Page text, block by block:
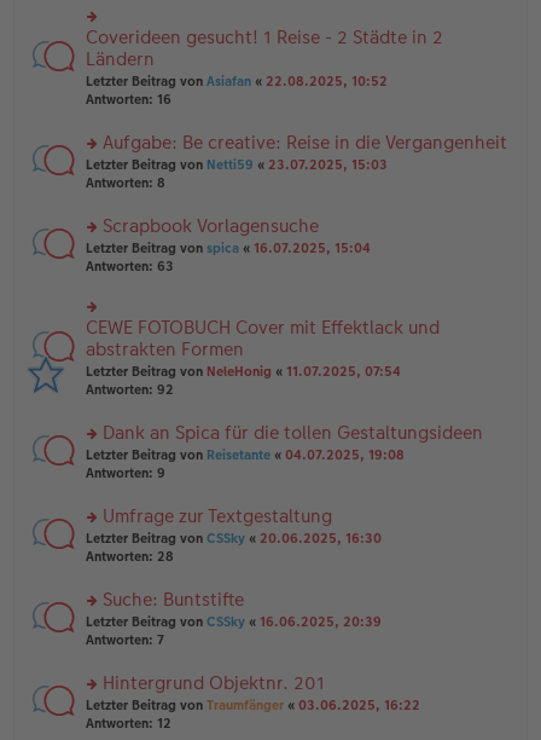
g
e
n
er
B
ei
tr
g
u
n
g
el
es
e
er
B
ei
tr
g
rs
te
r
u
n
el
es
e
B
ei
tr
g
Coverideen gesucht! 1 Reise - 2 Städte in 2
Ländern
Letzter Beitrag von Asiafan « 22.08.2025, 10:52
Antworten: 16
rs
te
n
g
el
e
n
er
B
ei
tr
g
Aufgabe: Be creative: Reise in die Vergangenheit
Letzter Beitrag von Netti59 « 23.07.2025, 15:03
Antworten: 8
rs
te
u
n
g
el
es
e
er
B
ei
tr
g
Scrapbook Vorlagensuche
Letzter Beitrag von spica « 16.07.2025, 15:04
Antworten: 63
rs
te
r
u
n
el
es
e
B
ei
tr
g
CEWE FOTOBUCH Cover mit Effektlack und
abstrakten Formen
Letzter Beitrag von NeleHonig « 11.07.2025, 07:54
Antworten: 92
rs
te
n
g
el
e
n
er
tr
a
g
Dank an Spica für die tollen Gestaltungsideen
Letzter Beitrag von Reisetante « 04.07.2025, 19:08
Antworten: 9
rs
te
n
g
el
e
n
er
Umfrage zur Textgestaltung
Letzter Beitrag von CSSky « 20.06.2025, 16:30
Antworten: 28
rs
te
n
g
el
Suche: Buntstifte
Letzter Beitrag von CSSky « 16.06.2025, 20:39
Antworten: 7
rs
te
Hintergrund Objektnr. 201
Letzter Beitrag von Traumfänger « 03.06.2025, 16:22
Antworten: 12